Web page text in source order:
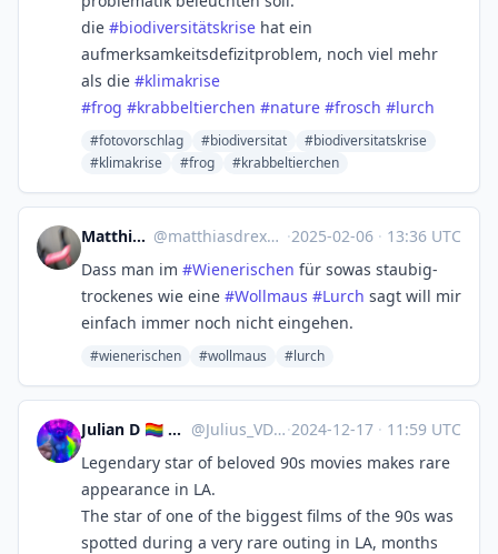
die #biodiversitätskrise hat ein
aufmerksamkeitsdefizitproblem, noch viel mehr
als die #klimakrise
#frog #krabbeltierchen #nature #frosch #lurch
#fotovorschlag #biodiversitat
#biodiversitatskrise
#klimakrise
#frog #krabbeltierchen
Matthias Drexel @matthiasdrexel@tyrol.social ·2025-02-06 · 13:36 UTC
Dass man im #Wienerischen für sowas staubig-
trockenes wie eine #Wollmaus #Lurch sagt will mir
einfach immer noch nicht eingehen.
#wienerischen #wollmaus #lurch
Julian D 🏳️‍🌈 #FBPE #RejoinEU @Julius_VD@mstdn.social ·2024-12-17 · 11:59 UTC
Legendary star of beloved 90s movies makes rare
appearance in LA.
The star of one of the biggest films of the 90s was
spotted during a very rare outing in LA, months